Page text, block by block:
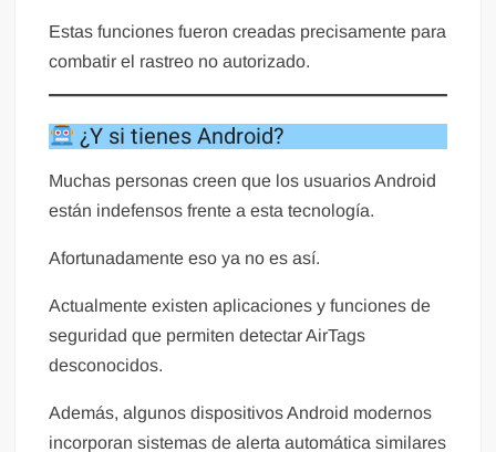
Estas funciones fueron creadas precisamente para
combatir el rastreo no autorizado.
¿Y si tienes Android?
Muchas personas creen que los usuarios Android
están indefensos frente a esta tecnología.
Afortunadamente eso ya no es así.
Actualmente existen aplicaciones y funciones de
seguridad que permiten detectar AirTags
desconocidos.
Además, algunos dispositivos Android modernos
incorporan sistemas de alerta automática similares